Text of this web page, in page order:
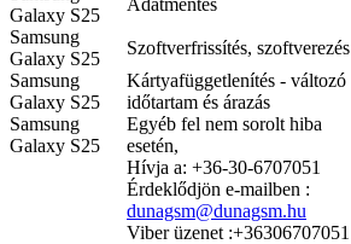
Galaxy S25
Samsung
Galaxy S25
Szoftverfrissítés, szoftverezés
Samsung
Galaxy S25
Kártyafüggetlenítés - változó
időtartam és árazás
Samsung
Galaxy S25
Egyéb fel nem sorolt hiba
esetén,
Hívja a: +36-30-6707051
Érdeklődjön e-mailben :
dunagsm@dunagsm.hu
Viber üzenet :+36306707051